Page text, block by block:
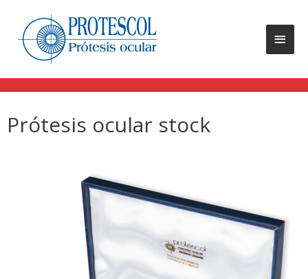
Prótesis ocular stock